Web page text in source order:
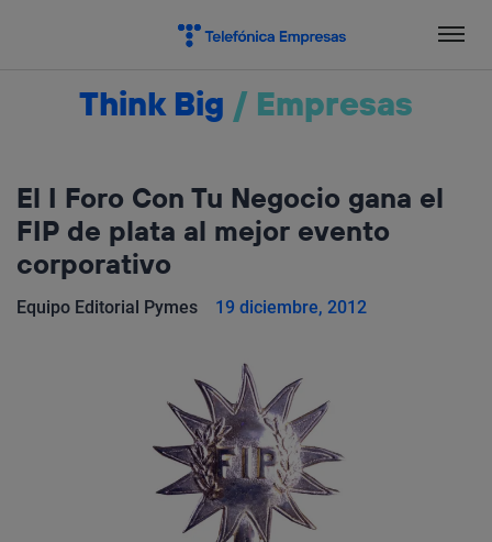
Think Big / Empresas
El I Foro Con Tu Negocio gana el
FIP de plata al mejor evento
corporativo
Equipo Editorial Pymes 19 diciembre, 2012